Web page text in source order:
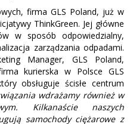
firma GLS Poland, już w
ThinkGreen. Jej główne
w sposób odpowiedzialny,
zarządzania odpadami.
Manager, GLS Poland,
kurierska w Polsce GLS
obsługuje ścisłe centrum
wdrażamy również w
Kilkanaście naszych
samochody ciężarowe z